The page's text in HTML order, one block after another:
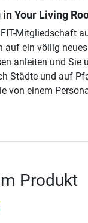
Your Living
Mitgliedschaft
auf ein völlig
anleiten und Sie
Städte und auf
von einem
Produkt